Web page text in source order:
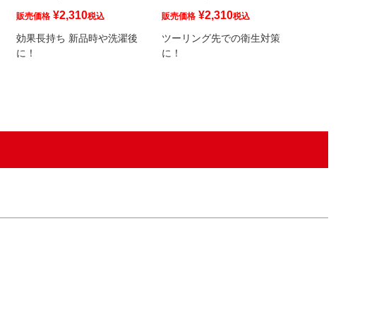
販売価格 ¥2,310税込
効果長持ち 新品時や洗濯後
に！
販売価格 ¥2,310税込
ツーリング先での衛生対策
に！